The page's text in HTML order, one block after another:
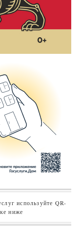
используйте QR-
ниже